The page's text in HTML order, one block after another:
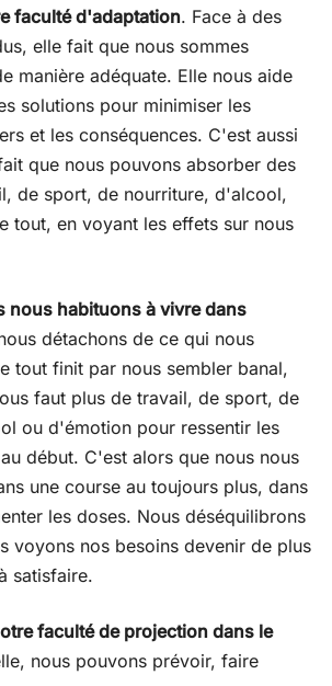
faculté d'adaptation. Face à des
elle fait que nous sommes
manière adéquate. Elle nous aide
solutions pour minimiser les
et les conséquences. C'est aussi
que nous pouvons absorber des
de sport, de nourriture, d'alcool,
tout, en voyant les effets sur nous
nous habituons à vivre dans
détachons de ce qui nous
tout finit par nous sembler banal,
faut plus de travail, de sport, de
ou d'émotion pour ressentir les
début. C'est alors que nous nous
une course au toujours plus, dans
les doses. Nous déséquilibrons
voyons nos besoins devenir de plus
satisfaire.
faculté de projection dans le
nous pouvons prévoir, faire